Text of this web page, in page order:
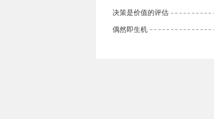
决策是价值的评估
偶然即生机